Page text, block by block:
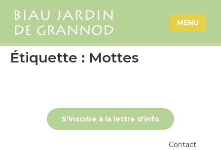
MENU
Étiquette : Mottes
S'inscrire à la lettre d'info
Contact